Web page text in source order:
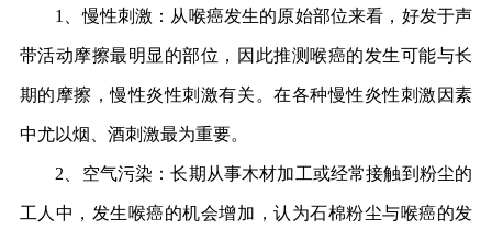
1、慢性刺激：从喉癌发生的原始部位来看，好发于声
带活动摩擦最明显的部位，因此推测喉癌的发生可能与长
期的摩擦，慢性炎性刺激有关。在各种慢性炎性刺激因素
中尤以烟、酒刺激最为重要。
2、空气污染：长期从事木材加工或经常接触到粉尘的
工人中，发生喉癌的机会增加，认为石棉粉尘与喉癌的发